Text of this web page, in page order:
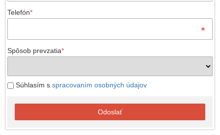
Telefón*
Spôsob prevzatia*
Súhlasím s spracovaním osobných údajov
Odoslať